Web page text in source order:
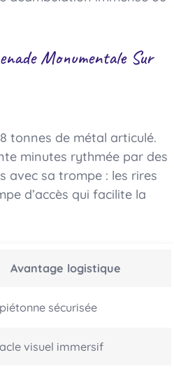
Monumentale Sur
tonnes de métal articulé.
minutes rythmée par des
avec sa trompe : les rires
d’accès qui facilite la
Avantage logistique
sécurisée
visuel immersif